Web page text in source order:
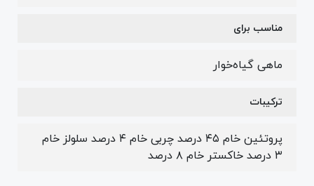
مناسب برای
ماهی گیاه‌خوار
ترکیبات
پروتئین خام ۴۵ درصد چربی خام ۴ درصد سلولز خام
۳ درصد خاکستر خام ۸ درصد